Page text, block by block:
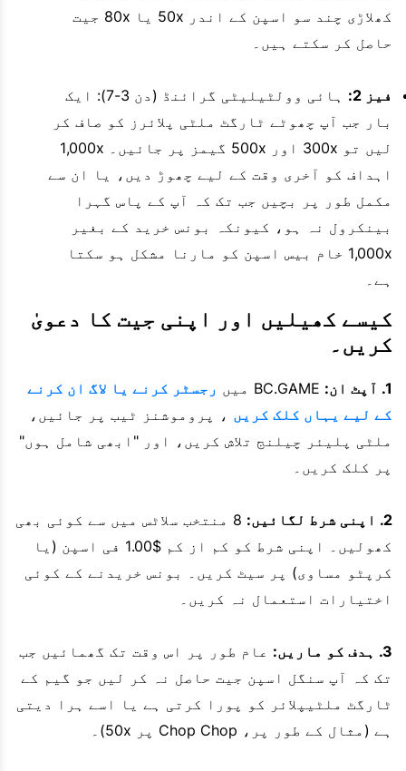
کھلاڑی چند سو اسپن کے اندر 50x یا 80x جیت
حاصل کر سکتے ہیں۔
فیز 2:
ہائی وولٹیلیٹی گرائنڈ (دن 3-7): ایک
بار جب آپ چھوٹے ٹارگٹ ملٹی پلائرز کو صاف کر
لیں تو 300x اور 500x گیمز پر جائیں۔ 1,000x
اہداف کو آخری وقت کے لیے چھوڑ دیں، یا ان سے
مکمل طور پر بچیں جب تک کہ آپ کے پاس گہرا
بینکرول نہ ہو، کیونکہ بونس خرید کے بغیر
1,000x خام بیس اسپن کو مارنا مشکل ہو سکتا
ہے۔
کیسے کھیلیں اور اپنی جیت کا دعویٰ
کریں۔
1. آپٹ ان:
رجسٹر کرنے یا لاگ ان کرنے
کے لیے یہاں کلک کریں ، پروموشنز ٹیب پر جائیں،
ملٹی پلیئر چیلنج تلاش کریں، اور "ابھی شامل ہوں"
پر کلک کریں۔
2. اپنی شرط لگائیں:
8 منتخب سلاٹس میں سے کوئی بھی
کھولیں۔ اپنی شرط کو کم از کم $1.00 فی اسپن (یا
کرپٹو مساوی) پر سیٹ کریں۔ بونس خریدنے کے کوئی
اختیارات استعمال نہ کریں۔
3. ہدف کو ماریں:
عام طور پر اس وقت تک گھمائیں جب
تک کہ آپ سنگل اسپن جیت حاصل نہ کر لیں جو گیم کے
ٹارگٹ ملٹیپلائر کو پورا کرتی ہے یا اسے ہرا دیتی
ہے (مثال کے طور پر، Chop Chop پر 50x)۔